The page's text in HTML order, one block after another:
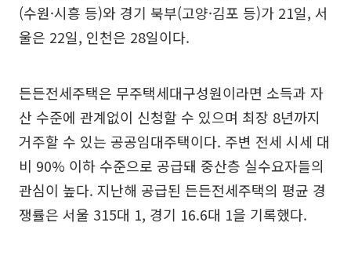
(수원·시흥 등)와 경기 북부(고양·김포 등)가 21일, 서
울은 22일, 인천은 28일이다.
든든전세주택은 무주택세대구성원이라면 소득과 자
산 수준에 관계없이 신청할 수 있으며 최장 8년까지
거주할 수 있는 공공임대주택이다. 주변 전세 시세 대
비 90% 이하 수준으로 공급돼 중산층 실수요자들의
관심이 높다. 지난해 공급된 든든전세주택의 평균 경
쟁률은 서울 315대 1, 경기 16.6대 1을 기록했다.